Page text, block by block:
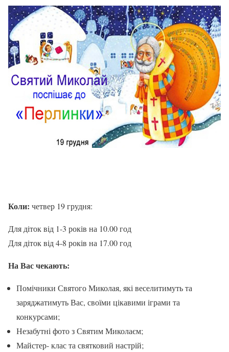
Коли: четвер 19 грудня:
Для діток від 1-3 років на 10.00 год
Для діток від 4-8 років на 17.00 год
На Вас чекають:
Помічники Святого Миколая, які веселитимуть та
заряджатимуть Вас, своїми цікавими іграми та
конкурсами;
Незабутні фото з Святим Миколаєм;
Майстер- клас та святковий настрій;